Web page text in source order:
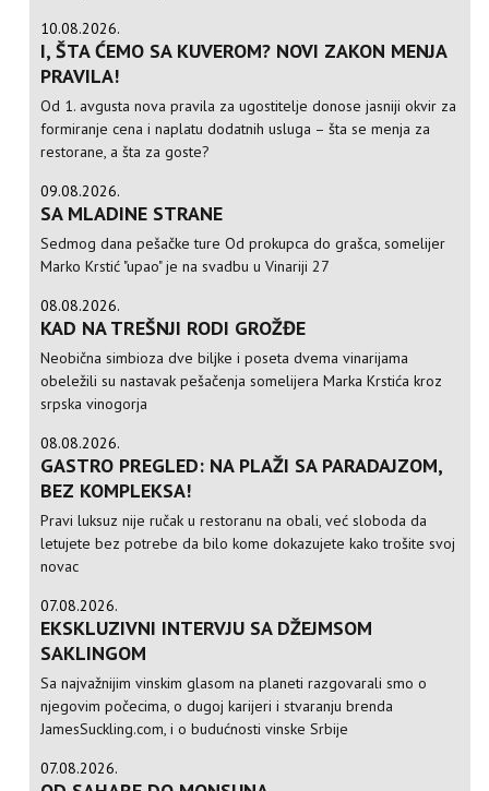
10.08.2026.
I, ŠTA ĆEMO SA KUVEROM? NOVI ZAKON MENJA
PRAVILA!
Od 1. avgusta nova pravila za ugostitelje donose jasniji okvir za
formiranje cena i naplatu dodatnih usluga – šta se menja za
restorane, a šta za goste?
09.08.2026.
SA MLADINE STRANE
Sedmog dana pešačke ture Od prokupca do grašca, somelijer
Marko Krstić "upao" je na svadbu u Vinariji 27
08.08.2026.
KAD NA TREŠNJI RODI GROŽĐE
Neobična simbioza dve biljke i poseta dvema vinarijama
obeležili su nastavak pešačenja somelijera Marka Krstića kroz
srpska vinogorja
08.08.2026.
GASTRO PREGLED: NA PLAŽI SA PARADAJZOM,
BEZ KOMPLEKSA!
Pravi luksuz nije ručak u restoranu na obali, već sloboda da
letujete bez potrebe da bilo kome dokazujete kako trošite svoj
novac
07.08.2026.
EKSKLUZIVNI INTERVJU SA DŽEJMSOM
SAKLINGOM
Sa najvažnijim vinskim glasom na planeti razgovarali smo o
njegovim počecima, o dugoj karijeri i stvaranju brenda
JamesSuckling.com, i o budućnosti vinske Srbije
07.08.2026.